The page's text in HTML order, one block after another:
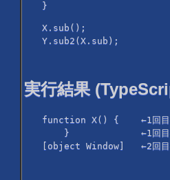
}
X.sub();
Y.sub2(X.sub);
実行結果
function X() { ←1回目の
} ←1回目の
[object Window] ←2回目